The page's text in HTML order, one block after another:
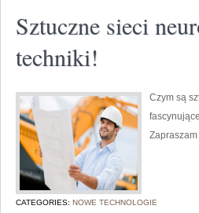
Sztuczne sieci
techniki!
Czym są
CATEGORIES: NOWE TECHNOLOGIE